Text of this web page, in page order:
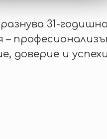
31-годишна
–
доверие и успехи